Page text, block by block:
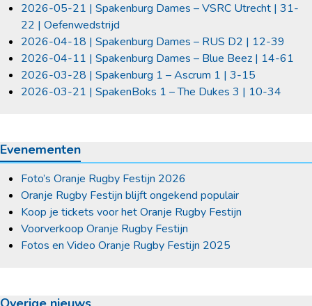
2026-05-21 | Spakenburg Dames – VSRC Utrecht | 31-
22 | Oefenwedstrijd
2026-04-18 | Spakenburg Dames – RUS D2 | 12-39
2026-04-11 | Spakenburg Dames – Blue Beez | 14-61
2026-03-28 | Spakenburg 1 – Ascrum 1 | 3-15
2026-03-21 | SpakenBoks 1 – The Dukes 3 | 10-34
Evenementen
Foto’s Oranje Rugby Festijn 2026
Oranje Rugby Festijn blijft ongekend populair
Koop je tickets voor het Oranje Rugby Festijn
Voorverkoop Oranje Rugby Festijn
Fotos en Video Oranje Rugby Festijn 2025